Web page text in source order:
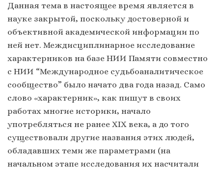
Данная тема в настоящее время является в
науке закрытой, поскольку достоверной и
объективной академической информации по
ней нет. Междисциплинарное исследование
характерников на базе НИИ Памяти совместно
с НИИ “Международное судьбоаналитическое
сообщество” было начато два года назад. Само
слово «характерник», как пишут в своих
работах многие историки, начало
употребляться не ранее XIX века, а до того
существовали другие названия этих людей,
обладавших теми же параметрами (на
начальном этапе исследования их насчитали